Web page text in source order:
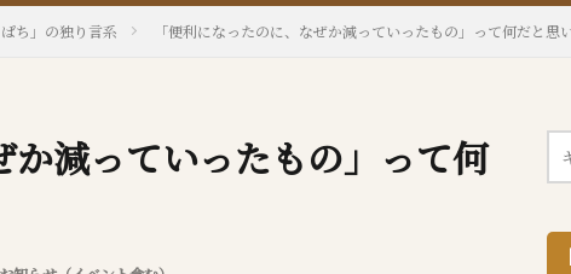
ち」の独り言系 「便利になったのに、なぜか減っていったもの」って何だと思
か減っていったもの」って何